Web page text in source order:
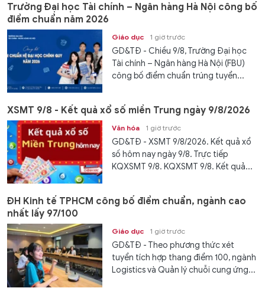
Trường Đại học Tài chính – Ngân hàng Hà Nội công bố
điểm chuẩn năm 2026
Giáo dục 1 giờ trước
GD&TĐ - Chiều 9/8, Trường Đại học
Tài chính – Ngân hàng Hà Nội (FBU)
công bố điểm chuẩn trúng tuyển...
XSMT 9/8 - Kết quả xổ số miền Trung ngày 9/8/2026
Văn hóa 1 giờ trước
GD&TĐ - XSMT 9/8/2026. Kết quả xổ
số hôm nay ngày 9/8. Trực tiếp
KQXSMT 9/8. KQXSMT 9/8. Kết quả...
ĐH Kinh tế TPHCM công bố điểm chuẩn, ngành cao
nhất lấy 97/100
Giáo dục 1 giờ trước
GD&TĐ - Theo phương thức xét
tuyển tích hợp thang điểm 100, ngành
Logistics và Quản lý chuỗi cung ứng...